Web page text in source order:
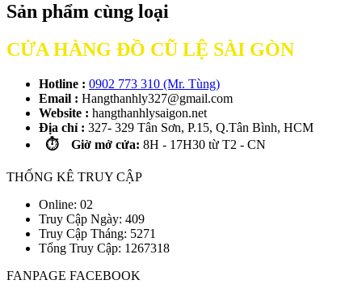
Sản phẩm cùng loại
CỬA HÀNG ĐỒ CŨ LỆ SÀI GÒN
Hotline : 0902 773 310 (Mr. Tùng)
Email : Hangthanhly327@gmail.com
Website : hangthanhlysaigon.net
Địa chỉ : 327- 329 Tân Sơn, P.15, Q.Tân Bình, HCM
⏱️ Giờ mở cửa: 8H - 17H30 từ T2 - CN
THỐNG KÊ TRUY CẬP
Online: 02
Truy Cập Ngày: 409
Truy Cập Tháng: 5271
Tổng Truy Cập: 1 267318
FANPAGE FACEBOOK